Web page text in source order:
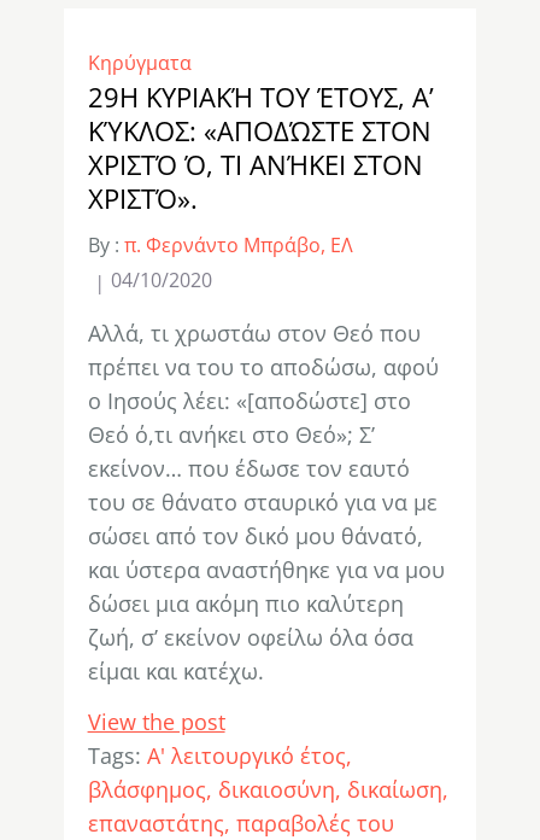
Κηρύγματα
29Η ΚΥΡΙΑΚΉ ΤΟΥ ΈΤΟΥΣ, Α’
ΚΎΚΛΟΣ: «ΑΠΟΔΏΣΤΕ ΣΤΟΝ
ΧΡΙΣΤΌ Ό, ΤΙ ΑΝΉΚΕΙ ΣΤΟΝ
ΧΡΙΣΤΌ».
By : π. Φερνάντο Μπράβο, ΕΛ
04/10/2020
Αλλά, τι χρωστάω στον Θεό που
πρέπει να του το αποδώσω, αφού
ο Ιησούς λέει: «[αποδώστε] στο
Θεό ό,τι ανήκει στο Θεό»; Σ’
εκείνον… που έδωσε τον εαυτό
του σε θάνατο σταυρικό για να με
σώσει από τον δικό μου θάνατό,
και ύστερα αναστήθηκε για να μου
δώσει μια ακόμη πιο καλύτερη
ζωή, σ’ εκείνον οφείλω όλα όσα
είμαι και κατέχω.
View the post
Tags: Α' λειτουργικό έτος
βλάσφημος δικαιοσύνη δικαίωση
επαναστάτης παραβολές του